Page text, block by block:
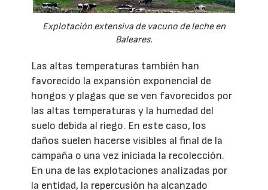
Explotación extensiva de vacuno de leche en
Baleares.
Las altas temperaturas también han
favorecido la expansión exponencial de
hongos y plagas que se ven favorecidos por
las altas temperaturas y la humedad del
suelo debida al riego. En este caso, los
daños suelen hacerse visibles al final de la
campaña o una vez iniciada la recolección.
En una de las explotaciones analizadas por
la entidad, la repercusión ha alcanzado